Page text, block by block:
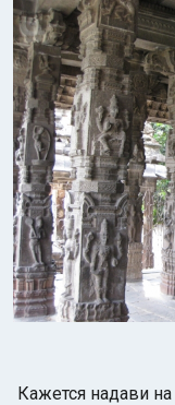
Кажется надави